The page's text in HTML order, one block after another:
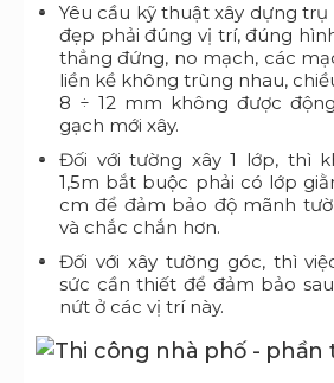
Yêu cầu kỹ thuật xây dựng trụ
đẹp phải đúng vị trí, đúng
thẳng đứng, no mạch, các
liền kề không trùng nhau,
8 ÷ 12 mm không được
gạch mới xây.
Đối với tường xây 1 lớp, thì
1,5m bắt buộc phải có lớp
cm để đảm bảo độ mãnh
và chắc chắn hơn.
Đối với xây tường góc, thì
sức cần thiết để đảm bảo
nứt ở các vị trí này.